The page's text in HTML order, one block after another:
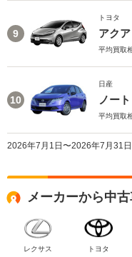
9
トヨタ
アクア
平均買取
10
日産
ノート
平均買取
2026年7月1日〜2026年7月31日
メーカーから中
レクサス トヨタ